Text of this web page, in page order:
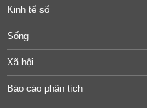
Kinh tế số
Sống
Xã hội
Báo cáo phân tích